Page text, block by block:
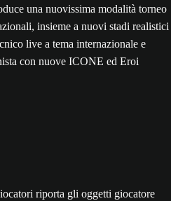
una nuovissima modalità torneo
insieme a nuovi stadi realistici
live a tema internazionale e
con nuove ICONE ed Eroi
riporta gli oggetti giocatore